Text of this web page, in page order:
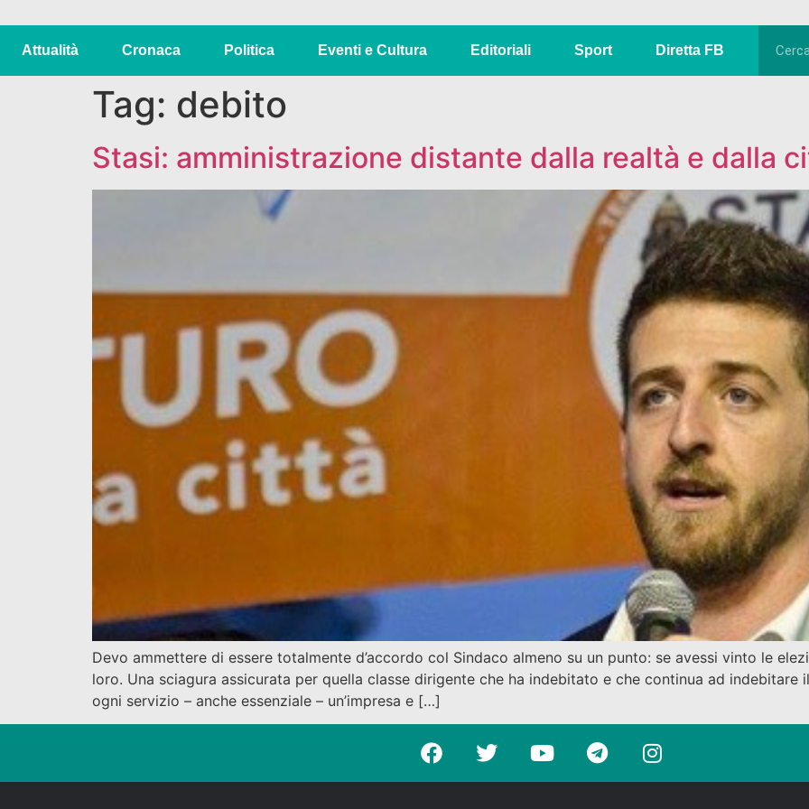
Attualità Cronaca Politica Eventi e Cultura Editoriali Sport Diretta FB
Tag: debito
Stasi: amministrazione distante dalla realtà e dalla
Devo ammettere di essere totalmente d’accordo col Sindaco almeno su un punto: se avessi vinto le
loro. Una sciagura assicurata per quella classe dirigente che ha indebitato e che continua ad indebitare
ogni servizio – anche essenziale – un’impresa e […]